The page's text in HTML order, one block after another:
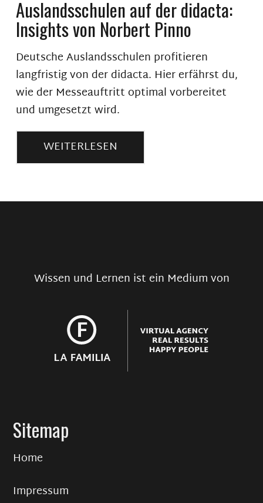
Auslandsschulen auf der didacta:
Insights von Norbert Pinno
Deutsche Auslandsschulen profitieren
langfristig von der didacta. Hier erfährst du,
wie der Messeauftritt optimal vorbereitet
und umgesetzt wird.
WEITERLESEN
Wissen und Lernen ist ein Medium von
Sitemap
Home
Impressum